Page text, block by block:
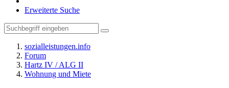
Erweiterte Suche
sozialleistungen.info
Forum
Hartz IV / ALG II
Wohnung und Miete